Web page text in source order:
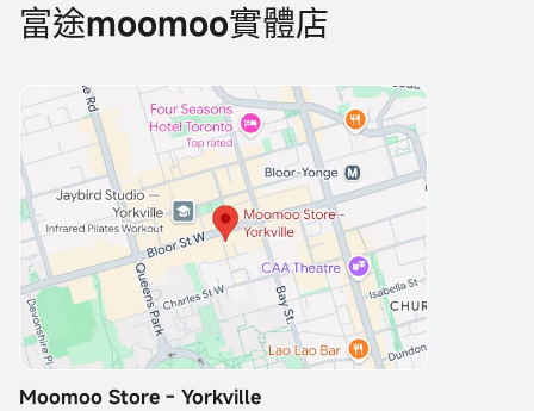
富途moomoo實體店
Moomoo Store - Yorkville